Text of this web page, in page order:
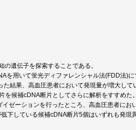
遺伝子を探索することである。
用いて蛍光ディファレンシャル法(FDD法)に
結果、高血圧患者において発現量が増大して
候補cDNA断片としてさらに解析をすすめた。
ゼーションを行ったところ、高血圧患者にお
下している候補cDNA断片5個はいずれも発現